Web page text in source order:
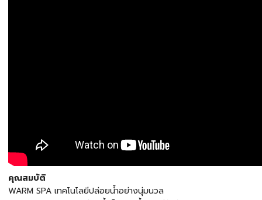
คุณสมบัติ
WARM SPA เทคโนโลยีปล่อยน้ำอย่างนุ่มนวล